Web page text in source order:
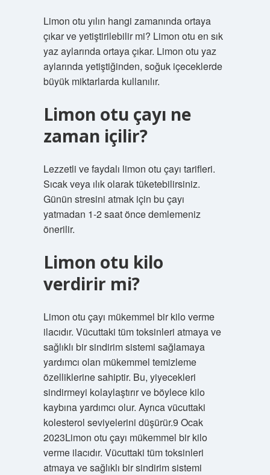
Limon otu yılın hangi zamanında ortaya
çıkar ve yetiştirilebilir mi? Limon otu en sık
yaz aylarında ortaya çıkar. Limon otu yaz
aylarında yetiştiğinden, soğuk içeceklerde
büyük miktarlarda kullanılır.
Limon otu çayı ne
zaman içilir?
Lezzetli ve faydalı limon otu çayı tarifleri.
Sıcak veya ılık olarak tüketebilirsiniz.
Günün stresini atmak için bu çayı
yatmadan 1-2 saat önce demlemeniz
önerilir.
Limon otu kilo
verdirir mi?
Limon otu çayı mükemmel bir kilo verme
ilacıdır. Vücuttaki tüm toksinleri atmaya ve
sağlıklı bir sindirim sistemi sağlamaya
yardımcı olan mükemmel temizleme
özelliklerine sahiptir. Bu, yiyecekleri
sindirmeyi kolaylaştırır ve böylece kilo
kaybına yardımcı olur. Ayrıca vücuttaki
kolesterol seviyelerini düşürür.9 Ocak
2023Limon otu çayı mükemmel bir kilo
verme ilacıdır. Vücuttaki tüm toksinleri
atmaya ve sağlıklı bir sindirim sistemi